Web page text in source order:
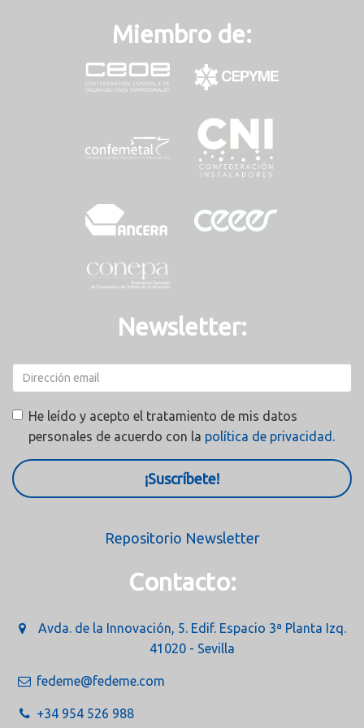
Miembro de:
Newsletter:
He leído y acepto el tratamiento de mis datos
personales de acuerdo con la política de privacidad.
¡Suscríbete!
Repositorio Newsletter
Contacto:
Avda. de la Innovación, 5. Edif. Espacio 3ª Planta Izq.
41020 - Sevilla
fedeme@fedeme.com
+34 954 526 988